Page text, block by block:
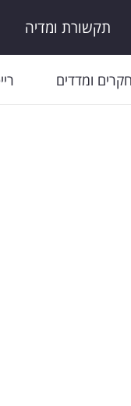
תקשורת ומדיה
ומדדים